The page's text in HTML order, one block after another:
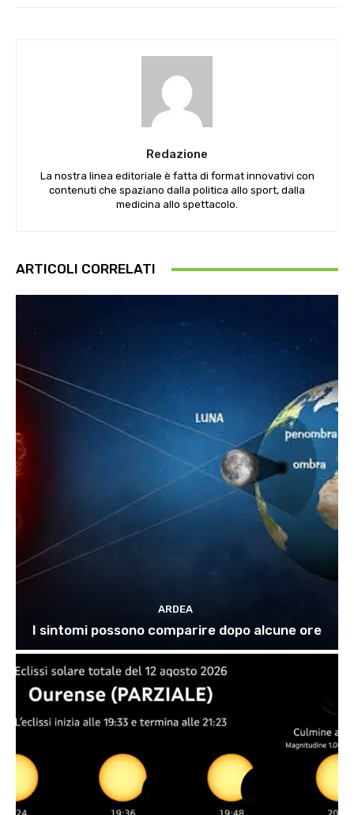
Redazione
La nostra linea editoriale è fatta di format innovativi con
contenuti che spaziano dalla politica allo sport, dalla
medicina allo spettacolo.
ARTICOLI CORRELATI
ARDEA
I sintomi possono comparire dopo alcune ore